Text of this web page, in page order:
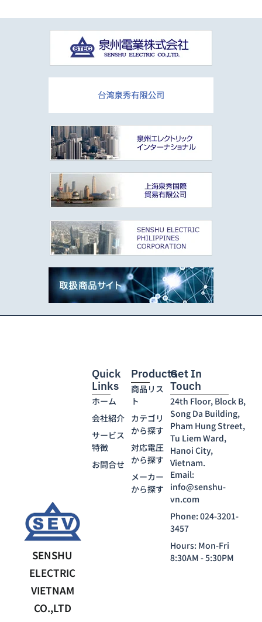
SENSHU
ELECTRIC
VIETNAM
CO.,LTD
Products
商品リス
ト
カテゴリ
から探す
対応電圧
から探す
メーカー
から探す
Quick
Links
ホーム
会社紹介
サービス
特徴
お問合せ
Get In
Touch
24th Floor, Block B,
Song Da Building,
Pham Hung Street,
Tu Liem Ward,
Hanoi City,
Vietnam.
Email:
info@senshu-
vn.com
Phone: 024-3201-
3457
Hours: Mon-Fri
8:30AM - 5:30PM